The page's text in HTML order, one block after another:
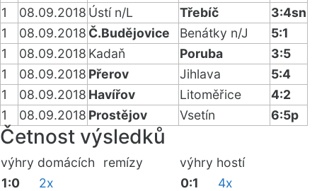
1
08.09.2018 Ústí n/L Třebíč
3:4sn
1
08.09.2018 Č.Budějovice Benátky n/J
5:1
1
08.09.2018 Kadaň Poruba
3:5
1
08.09.2018 Přerov Jihlava
5:4
1
08.09.2018 Havířov Litoměřice
4:2
1
08.09.2018 Prostějov Vsetín 6:5p
Četnost výsledků
výhry domácích remízy výhry hostí
1:0
2x
0:1
4x